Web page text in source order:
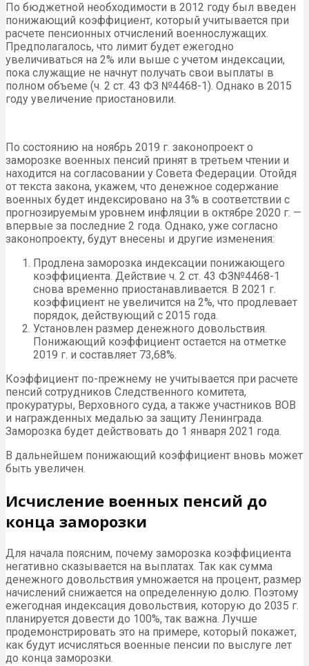
По бюджетной необходимости в 2012 году был введен
понижающий коэффициент, который учитывается при
расчете пенсионных отчислений военнослужащих.
Предполагалось, что лимит будет ежегодно
увеличиваться на 2% или выше с учетом индексации,
пока служащие не начнут получать свои выплаты в
полном объеме (ч. 2 ст. 43 ФЗ №4468-1). Однако в 2015
году увеличение приостановили.
По состоянию на ноябрь 2019 г. законопроект о
заморозке военных пенсий принят в третьем чтении и
находится на согласовании у Совета Федерации. Отойдя
от текста закона, укажем, что денежное содержание
военных будет индексировано на 3% в соответствии с
прогнозируемым уровнем инфляции в октябре 2020 г. —
впервые за последние 2 года. Однако, уже согласно
законопроекту, будут внесены и другие изменения:
Продлена заморозка индексации понижающего
коэффициента. Действие ч. 2 ст. 43 ФЗ№4468-1
снова временно приостанавливается. В 2021 г.
коэффициент не увеличится на 2%, что продлевает
порядок, действующий с 2015 года.
Установлен размер денежного довольствия.
Понижающий коэффициент остается на отметке
2019 г. и составляет 73,68%.
Коэффициент по-прежнему не учитывается при расчете
пенсий сотрудников Следственного комитета,
прокуратуры, Верховного суда, а также участников ВОВ
и награжденных медалью за защиту Ленинграда.
Заморозка будет действовать до 1 января 2021 года.
В дальнейшем понижающий коэффициент вновь может
быть увеличен.
Исчисление военных пенсий до
конца заморозки
Для начала поясним, почему заморозка коэффициента
негативно сказывается на выплатах. Так как сумма
денежного довольствия умножается на процент, размер
начислений снижается на определенную долю. Поэтому
ежегодная индексация довольствия, которую до 2035 г.
планируется довести до 100%, так важна. Лучше
продемонстрировать это на примере, который покажет,
как будут исчисляться военные пенсии по выслуге лет
до конца заморозки.